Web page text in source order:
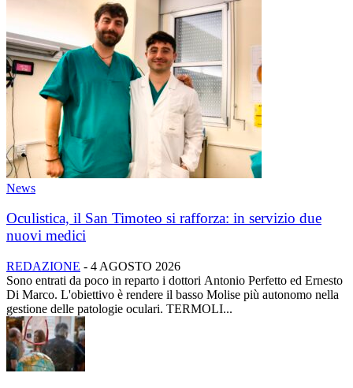
News
Oculistica, il San Timoteo si rafforza: in servizio due
nuovi medici
REDAZIONE - 4 AGOSTO 2026
Sono entrati da poco in reparto i dottori Antonio Perfetto ed Ernesto
Di Marco. L'obiettivo è rendere il basso Molise più autonomo nella
gestione delle patologie oculari. TERMOLI...